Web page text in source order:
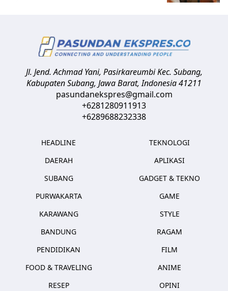
Jl. Jend. Achmad Yani, Pasirkareumbi Kec. Subang,
Kabupaten Subang, Jawa Barat,Indonesia41211
pasundanekspres@gmail.com
+6281280911913
+6289688232338
HEADLINE
DAERAH
SUBANG
PURWAKARTA
KARAWANG
BANDUNG
PENDIDIKAN
FOOD & TRAVELING
RESEP
TEKNOLOGI
APLIKASI
GADGET & TEKNO
GAME
STYLE
RAGAM
FILM
ANIME
OPINI